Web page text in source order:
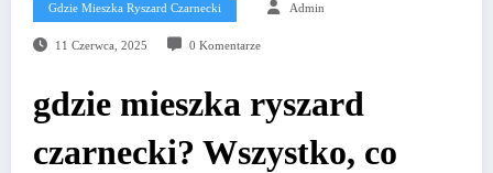
Gdzie Mieszka Ryszard Czarnecki Admin
11 Czerwca, 2025 0 Komentarze
gdzie mieszka ryszard
czarnecki? Wszystko, co